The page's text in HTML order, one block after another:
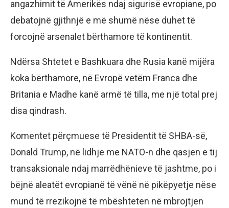
angazhimit të Amerikës ndaj sigurisë evropiane, po
debatojnë gjithnjë e më shumë nëse duhet të
forcojnë arsenalet bërthamore të kontinentit.
Ndërsa Shtetet e Bashkuara dhe Rusia kanë mijëra
koka bërthamore, në Evropë vetëm Franca dhe
Britania e Madhe kanë armë të tilla, me një total prej
disa qindrash.
Komentet përçmuese të Presidentit të SHBA-së,
Donald Trump, në lidhje me NATO-n dhe qasjen e tij
transaksionale ndaj marrëdhënieve të jashtme, po i
bëjnë aleatët evropianë të vënë në pikëpyetje nëse
mund të rrezikojnë të mbështeten në mbrojtjen